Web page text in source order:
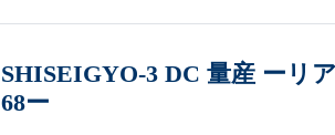
SHISEIGYO-3 DC 量産 ーリ
68ー